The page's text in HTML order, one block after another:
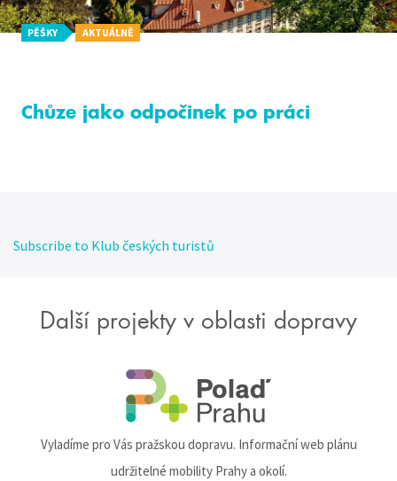
PĚŠKY AKTUÁLNĚ
Chůze jako odpočinek po práci
Subscribe to Klub českých turistů
Další projekty v oblasti dopravy
Vyladíme pro Vás pražskou dopravu. Informační web plánu
udržitelné mobility Prahy a okolí.